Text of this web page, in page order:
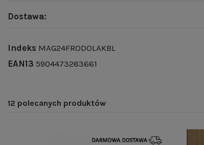
Dostawa:
Indeks MAG24FRODOLAKBL
EAN13 5904473283661
12 polecanych produktów